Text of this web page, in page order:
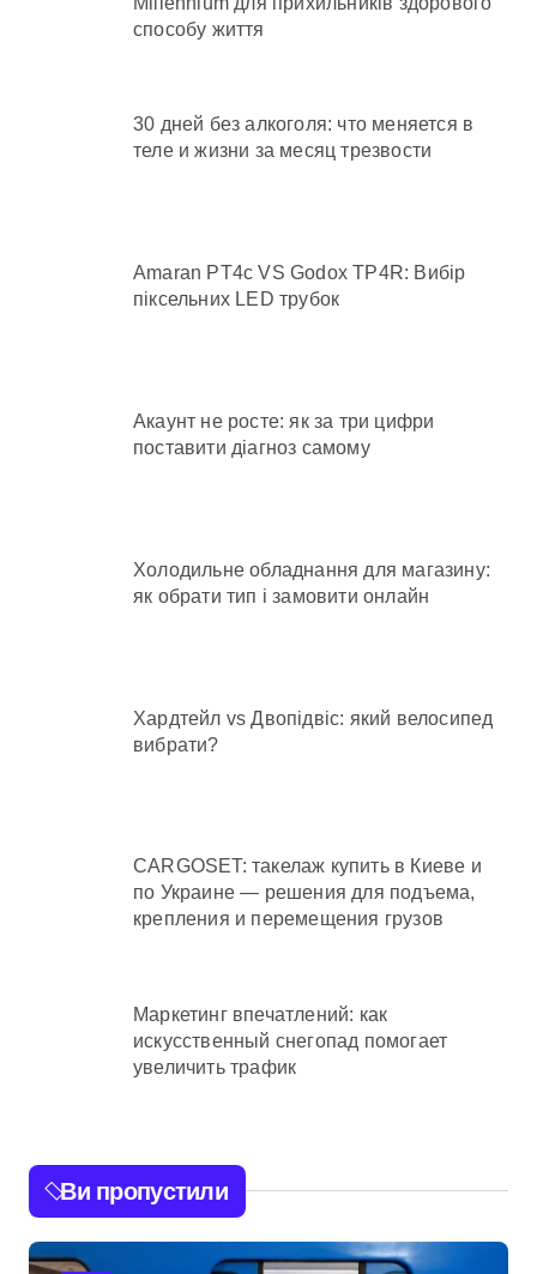
способу життя
30 дней без алкоголя: что меняется в
теле и жизни за месяц трезвости
Amaran PT4c VS Godox TP4R: Вибір
піксельних LED трубок
Акаунт не росте: як за три цифри
поставити діагноз самому
Холодильне обладнання для магазину:
як обрати тип і замовити онлайн
Хардтейл vs Двопідвіс: який велосипед
вибрати?
CARGOSET: такелаж купить в Киеве и
по Украине — решения для подъема,
крепления и перемещения грузов
Маркетинг впечатлений: как
искусственный снегопад помогает
увеличить трафик
Ви пропустили